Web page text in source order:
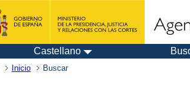
Castellano
Inicio Buscar